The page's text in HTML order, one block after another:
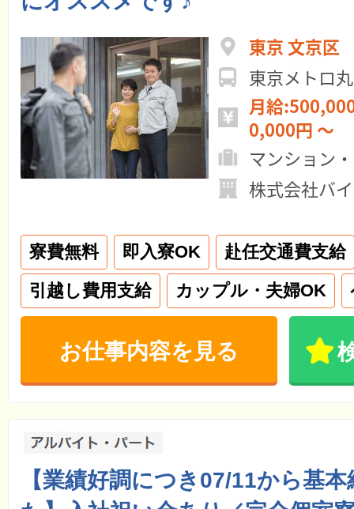
東京 文京区
東京メトロ
月給:500,000円 ～
0,000円 ～
マンション
株式会社バ
寮費無料 即入寮OK
赴任交通費支給
引越し費用支給
カップル・夫婦OK
お仕事内容を見る
【業績好調につき07/11から基